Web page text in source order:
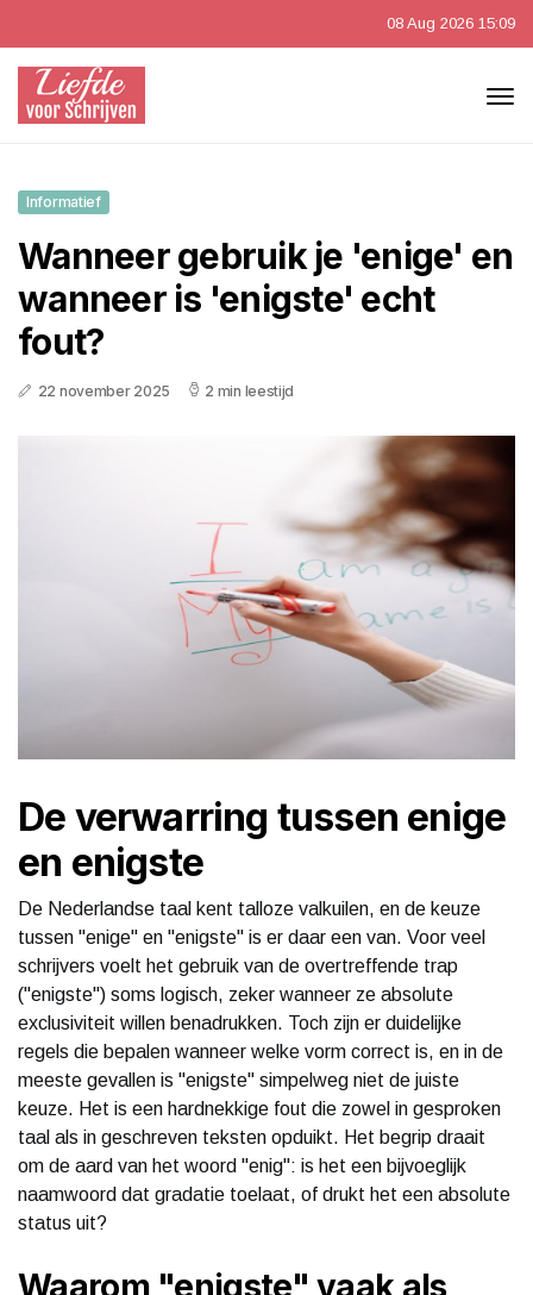
08 Aug 2026 15:09
Informatief
Wanneer gebruik je 'enige' en
wanneer is 'enigste' echt
fout?
22 november 2025 2 min leestijd
De verwarring tussen enige
en enigste
De Nederlandse taal kent talloze valkuilen, en de keuze
tussen "enige" en "enigste" is er daar een van. Voor veel
schrijvers voelt het gebruik van de overtreffende trap
("enigste") soms logisch, zeker wanneer ze absolute
exclusiviteit willen benadrukken. Toch zijn er duidelijke
regels die bepalen wanneer welke vorm correct is, en in de
meeste gevallen is "enigste" simpelweg niet de juiste
keuze. Het is een hardnekkige fout die zowel in gesproken
taal als in geschreven teksten opduikt. Het begrip draait
om de aard van het woord "enig": is het een bijvoeglijk
naamwoord dat gradatie toelaat, of drukt het een absolute
status uit?
Waarom "enigste" vaak als